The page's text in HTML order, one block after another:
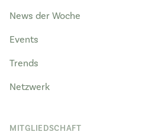
News der Woche
Events
Trends
Netzwerk
MITGLIEDSCHAFT